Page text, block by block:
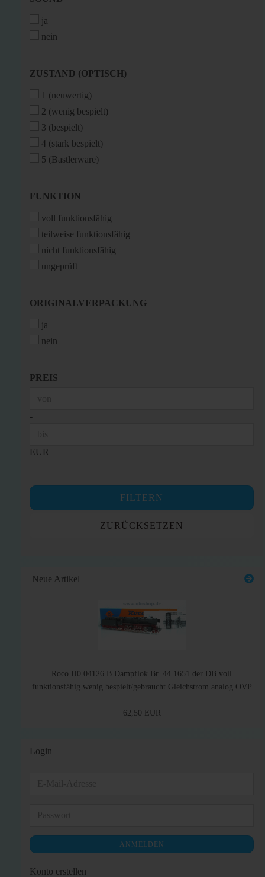
ja
nein
ZUSTAND
ZUSTAND (OPTISCH)
1 (neuwertig)
2 (wenig bespielt)
3 (bespielt)
4 (stark bespielt)
5 (Bastlerware)
FUNKTION
FUNKTION
voll funktionsfähig
teilweise funktionsfähig
nicht funktionsfähig
ungeprüft
ORIGINALVERPACKUNG
ORIGINALVERPACKUNG
ja
nein
PREIS
PREIS
-
EUR
FILTERN
ZURÜCKSETZEN
Neue Artikel
Roco H0 04126 B Dampflok Br. 44 1651 der DB voll
funktionsfähig wenig bespielt/gebraucht Gleichstrom analog OVP
62,50 EUR
Login
ANMELDEN
Konto erstellen